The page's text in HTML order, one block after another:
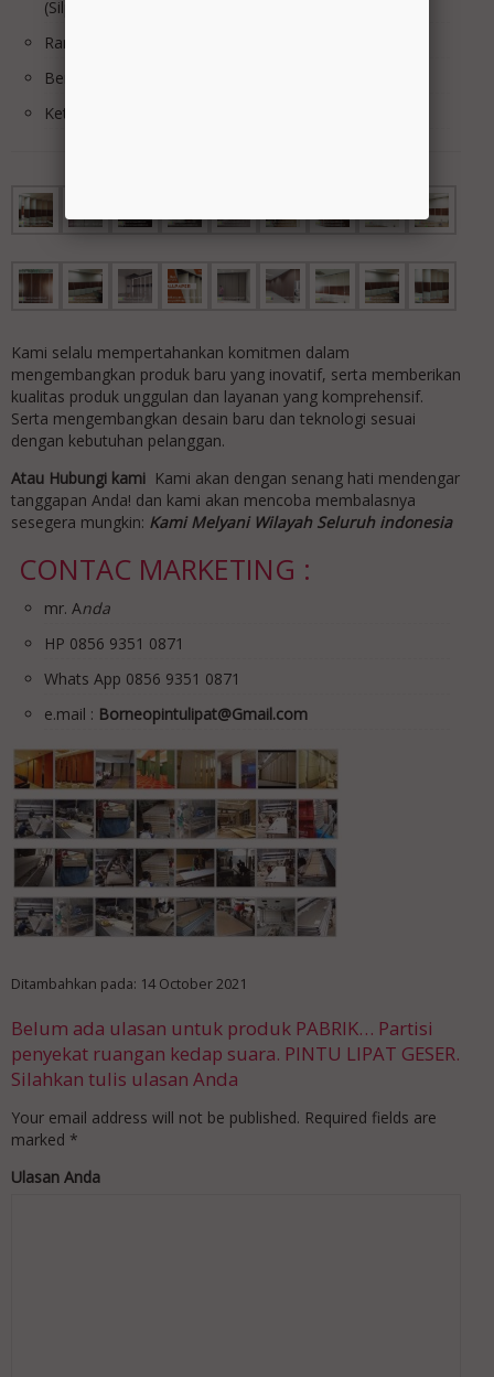
(Silper almunium CR.3)
Rangka Panel : Holo hitam 4 x 4 T.1mm
Berat Panel /m2 : 15Kg/m2
Ketingian Max : 1m s/d 7m
Kami selalu mempertahankan komitmen dalam
mengembangkan produk baru yang inovatif, serta memberikan
kualitas produk unggulan dan layanan yang komprehensif.
Serta mengembangkan desain baru dan teknologi sesuai
dengan kebutuhan pelanggan.
Atau Hubungi kami Kami akan dengan senang hati mendengar
tanggapan Anda! dan kami akan mencoba membalasnya
sesegera mungkin: Kami Melyani Wilayah Seluruh indonesia
CONTAC MARKETING :
mr. Anda
HP 0856 9351 0871
Whats App 0856 9351 0871
e.mail : Borneopintulipat@Gmail.com
Ditambahkan pada: 14 October 2021
Belum ada ulasan untuk produk PABRIK… Partisi
penyekat ruangan kedap suara. PINTU LIPAT GESER.
Silahkan tulis ulasan Anda
Your email address will not be published. Required fields are
marked *
Ulasan Anda